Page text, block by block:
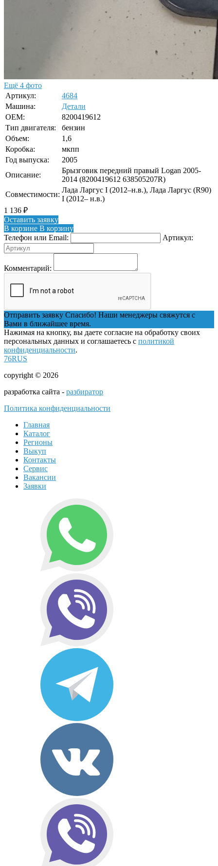
Ещё 4 фото
Артикул:
4684
Машина:
Детали
OEM:
8200419612
Тип двигателя:
бензин
Объем:
1,6
Коробка:
мкпп
Год выпуска:
2005
Описание:
Брызговик передний правый Logan 2005-
2014 (8200419612 638505207R)
Совместимости:
Лада Ларгус I (2012–н.в.), Лада Ларгус (R90)
I (2012– н.в.)
1 136 ₽
Оставить заявку
В корзине В корзину
Телефон или Email:
Артикул:
Комментарий:
Отправить заявку Спасибо! Наши менеджеры свяжутся с
Вами в ближайшее время.
Нажимая на кнопку, вы даете согласие на обработку своих
персональных данных и соглашаетесь с политикой
конфиденциальности.
76RUS
copyright © 2026
разработка сайта - разбиратор
Политика конфиденциальности
Главная
Каталог
Регионы
Выкуп
Контакты
Сервис
Вакансии
Заявки